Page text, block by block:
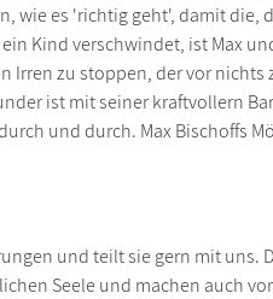
wie es 'richtig geht', damit
Kind verschwindet, ist Max
Irren zu stoppen, der vor
ist mit seiner kraftvollern
und durch. Max Bischoffs
und teilt sie gern mit
Seele und machen auch